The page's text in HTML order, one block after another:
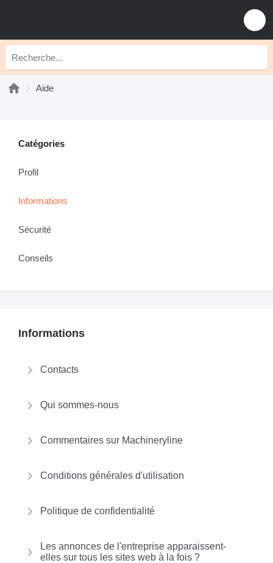
Aide
Informations
Contacts
Qui sommes-nous
Commentaires sur Machineryline
Conditions générales d'utilisation
Politique de confidentialité
Les annonces de l'entreprise apparaissent-
elles sur tous les sites web à la fois ?
Catégories
Profil
Informations
Sécurité
Conseils